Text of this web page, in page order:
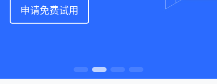
申请免费试用
申请免费试用
申请免费试用
申请免费试用